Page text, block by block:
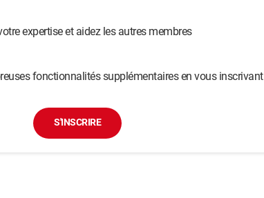
expertise et aidez les autres membres
fonctionnalités supplémentaires en vous inscrivant
S'INSCRIRE